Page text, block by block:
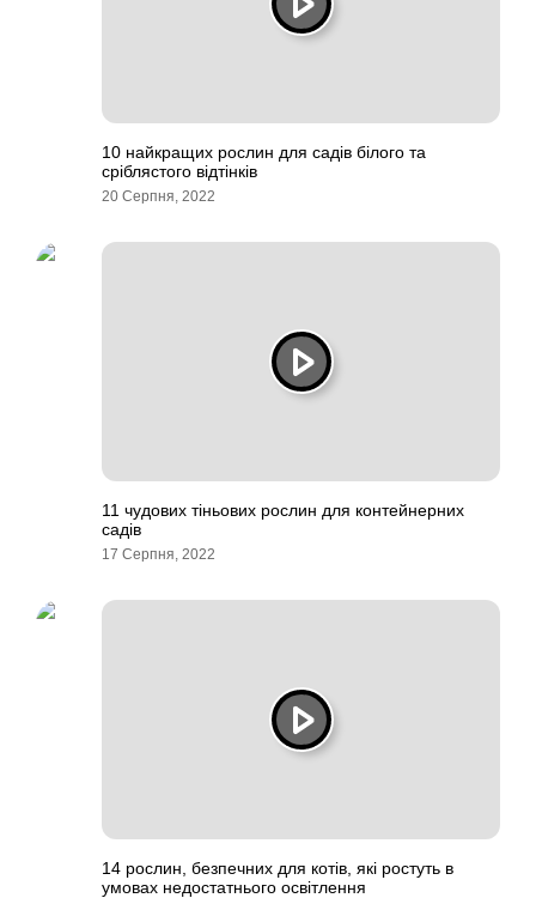
10 найкращих рослин для садів білого та
сріблястого відтінків
20 Серпня, 2022
11 чудових тіньових рослин для контейнерних
садів
17 Серпня, 2022
14 рослин, безпечних для котів, які ростуть в
умовах недостатнього освітлення